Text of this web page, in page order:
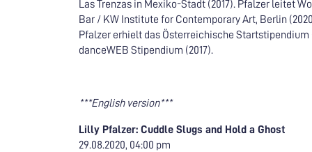
Las Trenzas in Mexiko-Stadt (2017). Pfalzer leitet
Bar / KW Institute for Contemporary Art, Berlin
Pfalzer erhielt das Österreichische Startstipendium
danceWEB Stipendium (2017).
***English version***
Lilly Pfalzer: Cuddle Slugs and Hold a Ghost
29.08.2020, 04:00 pm